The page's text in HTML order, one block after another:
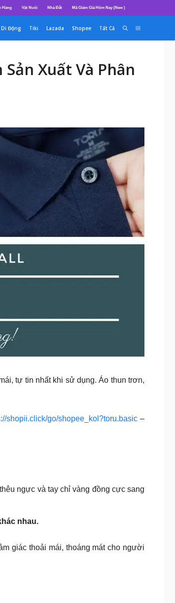
Hàng Vật Nuôi Nhà Đất Mã Giảm Giá Hôm Nay (New )
Di Động Tiki Lazada Shopee Tất Cả
Xuất Và Phân
tự tin nhất khi sử dụng. Áo thun trơn,
shopii.click/go/shopee_kol?toru.basic–
ngực và tay chỉ vàng đồng cực sang
nhau.
giác thoải mái, thoáng mát cho người